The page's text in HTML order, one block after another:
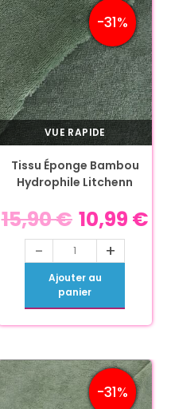
-31%
VUE RAPIDE
Tissu Éponge Bambou
Hydrophile Litchenn
15,90€ 10,99 €
- +
Ajouter au
panier
-31%